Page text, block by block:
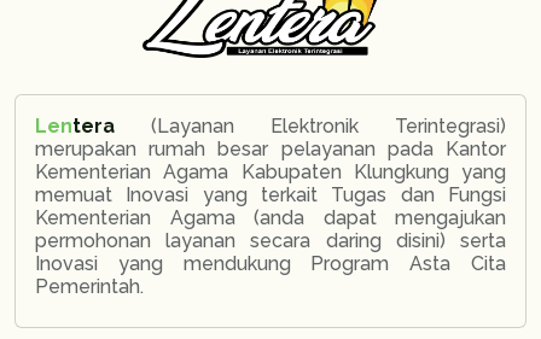
Lentera
(Layanan Elektronik Terintegrasi)
merupakan rumah besar pelayanan pada Kantor
Kementerian Agama Kabupaten Klungkung yang
memuat Inovasi yang terkait Tugas dan Fungsi
Kementerian Agama (anda dapat mengajukan
permohonan layanan secara daring disini) serta
Inovasi yang mendukung Program Asta Cita
Pemerintah.